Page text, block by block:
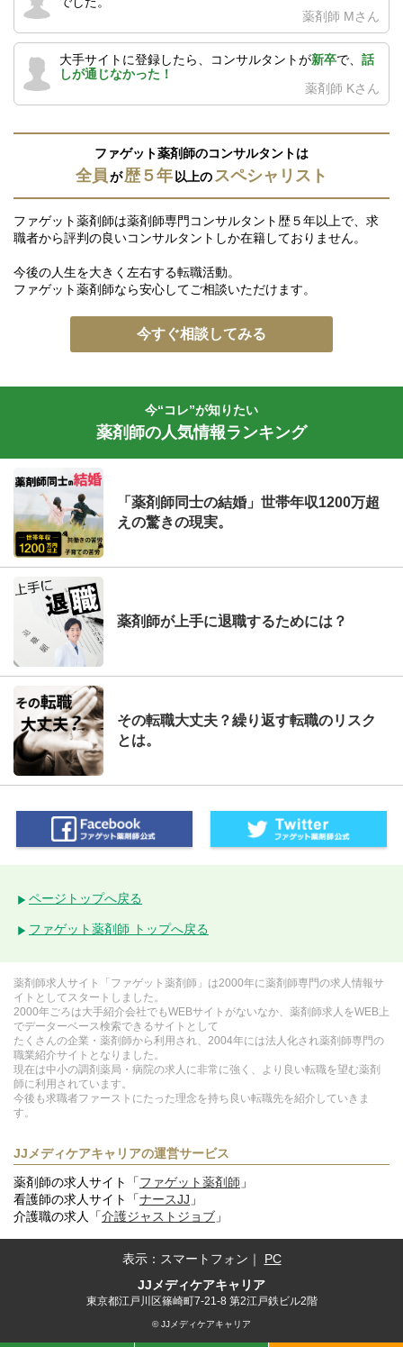
薬剤師 Mさん
大手サイトに登録したら、コンサルタントが新卒で、 話
しが通じなかった！
薬剤師 Kさん
ファゲット薬剤師のコンサルタントは
全員が歴５年 以上の スペシャリスト
ファゲット薬剤師は薬剤師専門コンサルタント歴５年以上で、求
職者から評判の良いコンサルタントしか在籍しておりません。
今後の人生を大きく左右する転職活動。
ファゲット薬剤師なら安心してご相談いただけます。
今すぐ相談してみる
今“コレ”が知りたい
薬剤師の人気情報ランキング
「薬剤師同士の結婚」世帯年収1200万超
えの驚きの現実。
薬剤師が上手に退職するためには？
その転職大丈夫？繰り返す転職のリスク
とは。
ページトップへ戻る
ファゲット薬剤師 トップへ戻る
薬剤師求人サイト「ファゲット薬剤師」は2000年に薬剤師専門の求人情報サ
イトとしてスタートしました。
2000年ごろは大手紹介会社でもWEBサイトがないなか、薬剤師求人をWEB上
でデーターベース検索できるサイトとして
たくさんの企業・薬剤師から利用され、2004年には法人化され薬剤師専門の
職業紹介サイトとなりました。
現在は中小の調剤薬局・病院の求人に非常に強く、より良い転職を望む薬剤
師に利用されています。
今後も求職者ファーストにたった理念を持ち良い転職先を紹介していきま
す。
JJメディケアキャリアの運営サービス
薬剤師の求人サイト「ファゲット薬剤師 」
看護師の求人サイト「ナースJJ 」
介護職の求人「介護ジャストジョブ 」
表示： スマートフォン ｜ PC
JJメディケアキャリア
東京都江戸川区篠崎町7-21-8 第2江戸鉄ビル2階
© JJメディケアキャリア